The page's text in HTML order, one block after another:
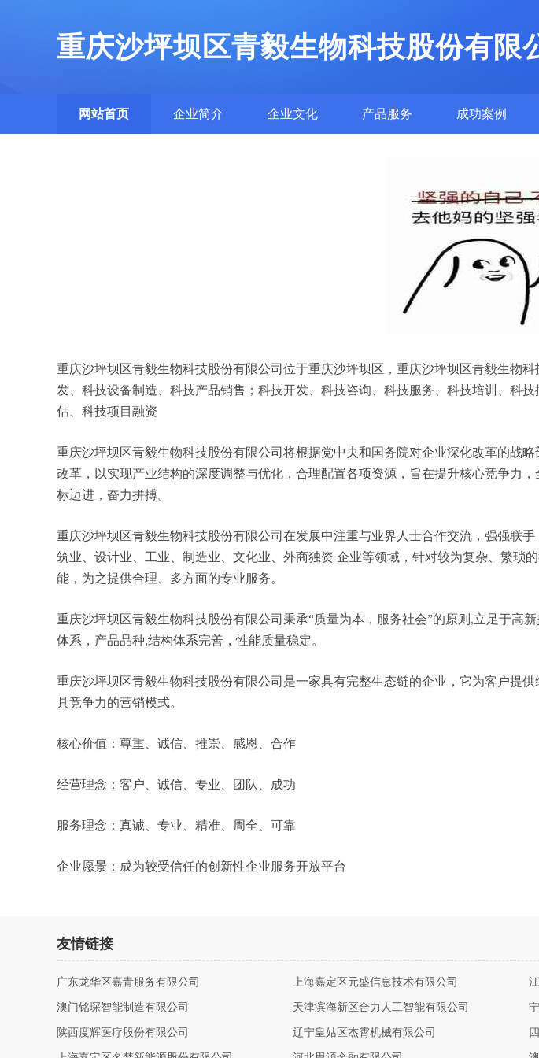
重庆沙坪坝区青毅生物科技股份有限
网站首页 企业简介 企业文化 产品服务 成功案例
重庆沙坪坝区青毅生物科技股份有限公司位于重庆沙坪坝区，重庆沙坪坝区青毅生物
发、科技设备制造、科技产品销售；科技开发、科技咨询、科技服务、科技培训、科
估、科技项目融资
重庆沙坪坝区青毅生物科技股份有限公司将根据党中央和国务院对企业深化改革的战
改革，以实现产业结构的深度调整与优化，合理配置各项资源，旨在提升核心竞争力
标迈进，奋力拼搏。
重庆沙坪坝区青毅生物科技股份有限公司在发展中注重与业界人士合作交流，强强联
筑业、设计业、工业、制造业、文化业、外商独资 企业等领域，针对较为复杂、繁
能，为之提供合理、多方面的专业服务。
重庆沙坪坝区青毅生物科技股份有限公司秉承“质量为本，服务社会”的原则,立足于高
体系，产品品种,结构体系完善，性能质量稳定。
重庆沙坪坝区青毅生物科技股份有限公司是一家具有完整生态链的企业，它为客户提
具竞争力的营销模式。
核心价值：尊重、诚信、推崇、感恩、合作
经营理念：客户、诚信、专业、团队、成功
服务理念：真诚、专业、精准、周全、可靠
企业愿景：成为较受信任的创新性企业服务开放平台
友情链接
广东龙华区嘉青服务有限公司 上海嘉定区元盛信息技术有限公司
澳门铭琛智能制造有限公司 天津滨海新区合力人工智能有限公司
陕西度辉医疗股份有限公司 辽宁皇姑区杰霄机械有限公司